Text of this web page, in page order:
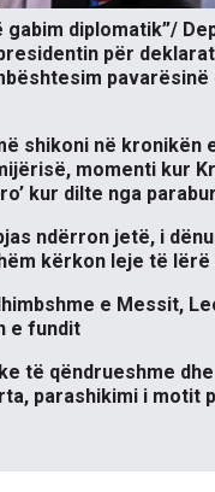
gabim diplomatik”/
për
pavarësinë
shikoni në kronikën
momenti kur
kur dilte nga
ndërron jetë, i
kërkon leje të lërë
e Messit,
e fundit
të qëndrueshme dhe
parashikimi i motit